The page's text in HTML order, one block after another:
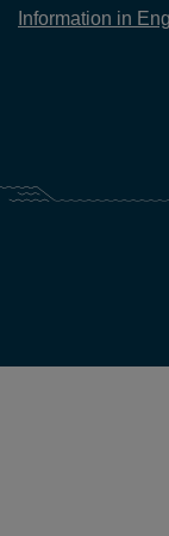
Information in